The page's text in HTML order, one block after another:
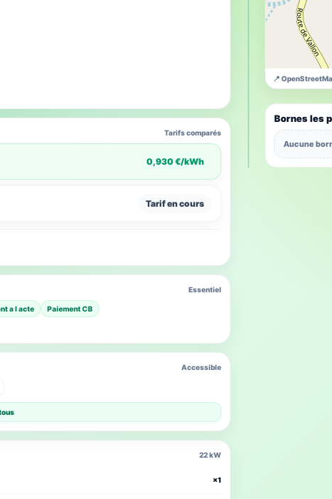
📍
Bornes les
Aucune
Tarifs comparés
0,930 €/kWh
Tarif en cours
Essentiel
a l acte
Paiement CB
22 kW
×1
Accessible